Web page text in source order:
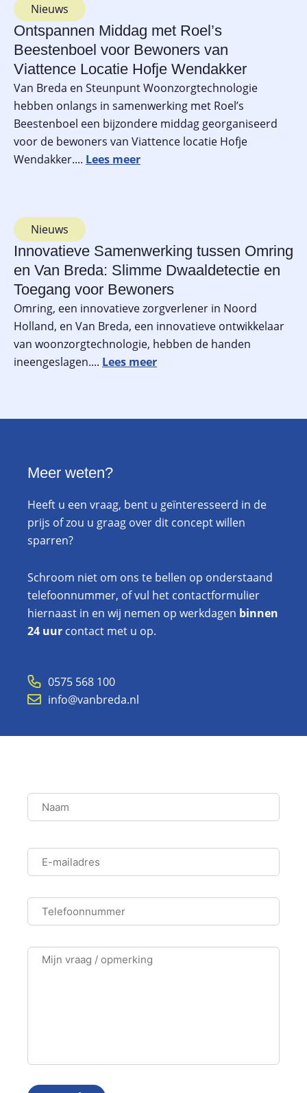
Nieuws
Ontspannen Middag met Roel’s
Beestenboel voor Bewoners van
Viattence Locatie Hofje Wendakker
Van Breda en Steunpunt Woonzorgtechnologie
hebben onlangs in samenwerking met Roel’s
Beestenboel een bijzondere middag georganiseerd
voor de bewoners van Viattence locatie Hofje
Wendakker....
Nieuws
Innovatieve Samenwerking tussen Omring
en Van Breda: Slimme Dwaaldetectie en
Toegang voor Bewoners
Omring, een innovatieve zorgverlener in Noord
Holland, en Van Breda, een innovatieve ontwikkelaar
van woonzorgtechnologie, hebben de handen
ineengeslagen....
Meer weten?
Heeft u een vraag, bent u geïnteresseerd in de
prijs of zou u graag over dit concept willen
sparren?
Schroom niet om ons te bellen op onderstaand
telefoonnummer, of vul het contactformulier
hiernaast in en wij nemen op werkdagen binnen
24 uur contact met u op.
0575 568 100
info@vanbreda.nl
Naam
Naam
E-
mailadres
Telefoonnummer
Opmerking